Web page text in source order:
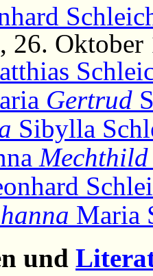
26. Oktober
Gertrud
Sibylla
Mechthild
Maria
und